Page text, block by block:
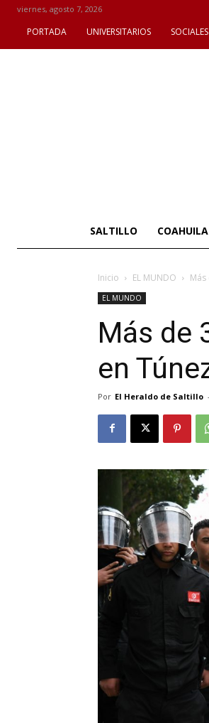
viernes, agosto 7, 2026
PORTADA UNIVERSITARIOS SOCIALES
SALTILLO COAHUILA
Inicio EL MUNDO
EL MUNDO
Más de
en
Por El Heraldo de Saltillo -